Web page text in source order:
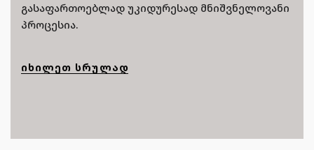
გასაფართოებლად უკიდურესად მნიშვნელოვანი
პროცესია.
ᲘᲮᲘᲚᲔᲗ ᲡᲠᲣᲚᲐᲓ